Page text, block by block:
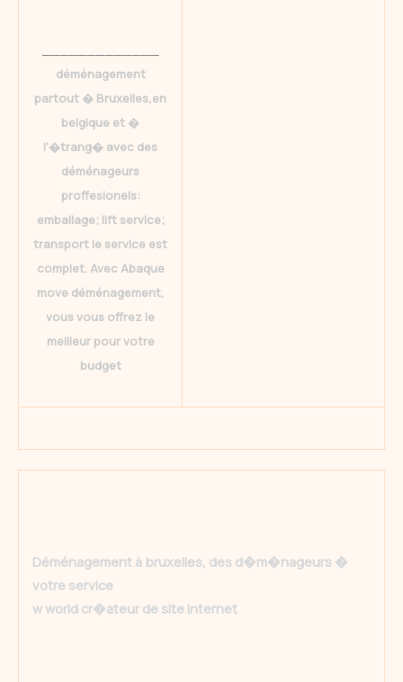
déménagement
partout � Bruxelles,en
belgique et �
l’�trang� avec des
déménageurs
proffesionels:
emballage; lift service;
transport le service est
complet. Avec Abaque
move déménagement,
vous vous offrez le
meilleur pour votre
budget
Déménagement à bruxelles, des d�m�nageurs �
votre service
w world cr�ateur de site internet